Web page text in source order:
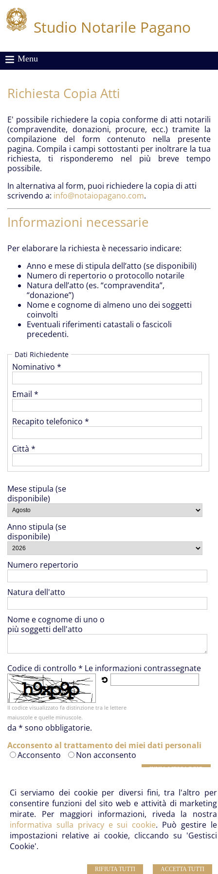
Ci serviamo dei cookie per diversi fini, tra l'altro per
consentire funzioni del sito web e attività di marketing
mirate. Per maggiori informazioni, riveda la nostra
informativa sulla privacy e sui cookie. Può gestire le
impostazioni relative ai cookie, cliccando su 'Gestisci
Cookie'.
ACCETTA TUTTI
RIFIUTA TUTTI
Studio Notarile Pagano
Menu
Richiesta Copia Atti
E' possibile richiedere la copia conforme di atti notarili
(compravendite, donazioni, procure, ecc.) tramite la
compilazione del form contenuto nella presente
pagina. Compila i campi sottostanti per inoltrare la tua
richiesta, ti risponderemo nel più breve tempo
possibile.
In alternativa al form, puoi richiedere la copia di atti
scrivendo a: info@notaiopagano.com.
Informazioni necessarie
Per elaborare la richiesta è necessario indicare:
Anno e mese di stipula dell’atto (se disponibili)
Numero di repertorio o protocollo notarile
Natura dell’atto (es. “compravendita”,
“donazione”)
Nome e cognome di almeno uno dei soggetti
coinvolti
Eventuali riferimenti catastali o fascicoli
precedenti.
Dati Richiedente
Nominativo *
Email *
Recapito telefonico *
Città *
Mese stipula (se
disponibile)
Anno stipula (se
disponibile)
Numero repertorio
Natura dell'atto
Nome e cognome di uno o
più soggetti dell'atto
Codice di controllo *
Il codice visualizzato fa distinzione tra le lettere
maiuscole e quelle minuscole.
Le informazioni contrassegnate
da * sono obbligatorie.
Acconsento al trattamento dei miei dati personali
Acconsento
Non acconsento
Studio Notarile Pagano - Notaio Massimo Pagano –
Notaio Gianluca Pagano
Telefono: 0577 46980 | Email:info@notaiopagano.com
Sede:La Lizza, 10 – 53100 Siena (SI)- Sede
secondaria:Via Suor Gemma, 2, 53021 Abbadia San
Salvatore